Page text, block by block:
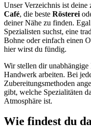
Unser Verzeichnis ist deine
Café, die beste Rösterei
deiner Nähe zu finden.
Spezialisten suchst, eine
Bohne oder einfach einen
hier wirst du fündig.
Wir stellen dir
Handwerk arbeiten. Bei
Zubereitungsmethoden
gibt, welche Spezialitäten
Atmosphäre ist.
Wie findest du